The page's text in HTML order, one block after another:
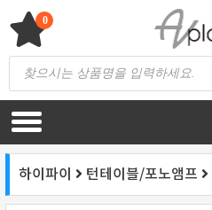
content
AV 플라자
하이파이 / 홈씨어터 전문 쇼핑몰
Products
search
0
하이파이 턴테이블/포노앰프